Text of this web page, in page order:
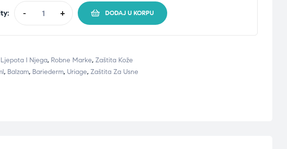
- + DODAJ U KORPU
Ljepota I Njega, Robne Marke, Zaštita Kože
, Balzam, Bariederm, Uriage, Zaštita Za Usne